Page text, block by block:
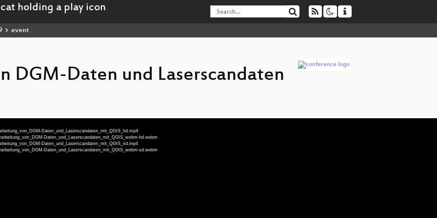
event
DGM-Daten und Laserscandaten
Daten_und_Laserscandaten_mit_QGIS_hd.mp4
Daten_und_Laserscandaten_mit_QGIS_webm-hd.webm
Daten_und_Laserscandaten_mit_QGIS_sd.mp4
Daten_und_Laserscandaten_mit_QGIS_webm-sd.webm